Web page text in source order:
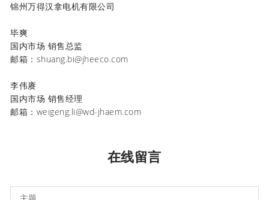
锦州万得汉拿电机有限公司
毕爽
国内市场 销售总监
邮箱：shuang.bi@jheeco.com
李伟赓
国内市场 销售经理
邮箱：weigeng.li@wd-jhaem.com
在线留言